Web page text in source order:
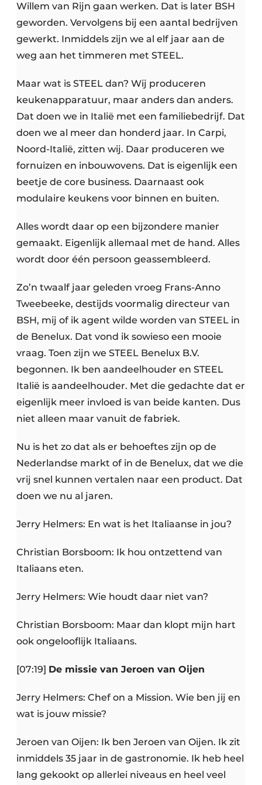
Willem van Rijn gaan werken. Dat is later BSH
geworden. Vervolgens bij een aantal bedrijven
gewerkt. Inmiddels zijn we al elf jaar aan de
weg aan het timmeren met STEEL.
Maar wat is STEEL dan? Wij produceren
keukenapparatuur, maar anders dan anders.
Dat doen we in Italië met een familiebedrijf. Dat
doen we al meer dan honderd jaar. In Carpi,
Noord-Italië, zitten wij. Daar produceren we
fornuizen en inbouwovens. Dat is eigenlijk een
beetje de core business. Daarnaast ook
modulaire keukens voor binnen en buiten.
Alles wordt daar op een bijzondere manier
gemaakt. Eigenlijk allemaal met de hand. Alles
wordt door één persoon geassembleerd.
Zo’n twaalf jaar geleden vroeg Frans-Anno
Tweebeeke, destijds voormalig directeur van
BSH, mij of ik agent wilde worden van STEEL in
de Benelux. Dat vond ik sowieso een mooie
vraag. Toen zijn we STEEL Benelux B.V.
begonnen. Ik ben aandeelhouder en STEEL
Italië is aandeelhouder. Met die gedachte dat er
eigenlijk meer invloed is van beide kanten. Dus
niet alleen maar vanuit de fabriek.
Nu is het zo dat als er behoeftes zijn op de
Nederlandse markt of in de Benelux, dat we die
vrij snel kunnen vertalen naar een product. Dat
doen we nu al jaren.
Jerry Helmers: En wat is het Italiaanse in jou?
Christian Borsboom: Ik hou ontzettend van
Italiaans eten.
Jerry Helmers: Wie houdt daar niet van?
Christian Borsboom: Maar dan klopt mijn hart
ook ongelooflijk Italiaans.
[07:19] De missie van Jeroen van Oijen
Jerry Helmers: Chef on a Mission. Wie ben jij en
wat is jouw missie?
Jeroen van Oijen: Ik ben Jeroen van Oijen. Ik zit
inmiddels 35 jaar in de gastronomie. Ik heb heel
lang gekookt op allerlei niveaus en heel veel